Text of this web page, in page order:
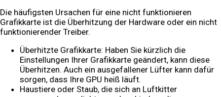
Die häufigsten Ursachen für eine nicht funktionieren
Grafikkarte ist die Überhitzung der Hardware oder ein nicht
funktionierender Treiber.
Überhitzte Grafikkarte: Haben Sie kürzlich die
Einstellungen Ihrer Grafikkarte geändert, kann diese
Überhitzen. Auch ein ausgefallener Lüfter kann dafür
sorgen, dass Ihre GPU heiß läuft.
Haustiere oder Staub, die sich an Luftkitter